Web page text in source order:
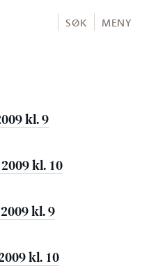
SØK MENY
kl. 9
kl. 10
kl. 9
kl. 10